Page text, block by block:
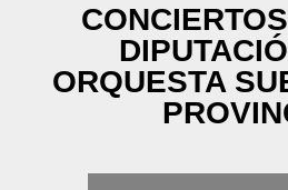
ORQUESTA